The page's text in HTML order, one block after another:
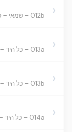
012b – שמאי – פרק ראשון – נדה, דף יב ע”ב ›
013a – כל היד – פרק שני – נדה, דף יג ע”א ›
013b – כל היד – פרק שני – נדה, דף יג ע”ב ›
014a – כל היד – פרק שני – נדה, דף יד ע”א ›